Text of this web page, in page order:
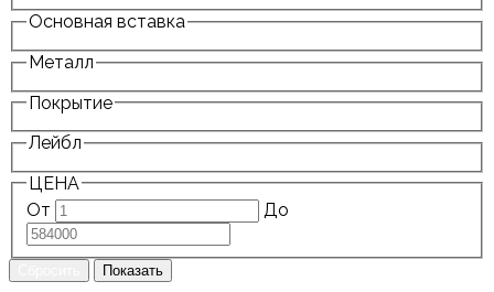
Основная вставка
Металл
Покрытие
Лейбл
ЦЕНА
От
До